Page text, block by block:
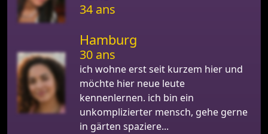
34 ans
Hamburg
30 ans
ich wohne erst seit kurzem hier und
möchte hier neue leute
kennenlernen. ich bin ein
unkomplizierter mensch, gehe gerne
in gärten spaziere...